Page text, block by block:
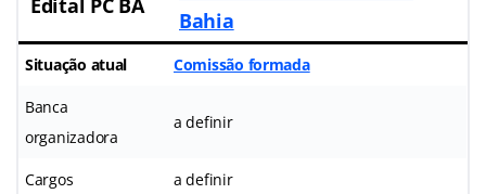
Edital PC BA
Bahia
Situação atual Comissão formada
Banca
organizadora
a definir
Cargos a definir